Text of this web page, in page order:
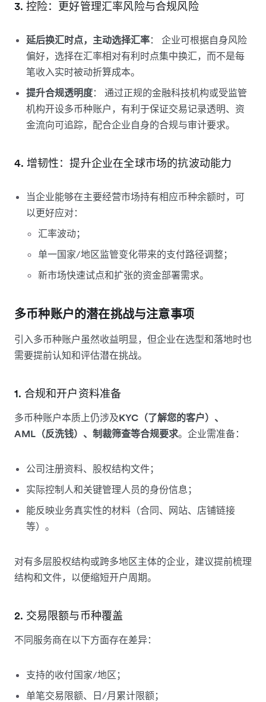
3. 控险：更好管理汇率风险与合规风险
延后换汇时点，主动选择汇率： 企业可根据自身风险
偏好，选择在汇率相对有利时点集中换汇，而不是每
笔收入实时被动折算成本。
提升合规透明度： 通过正规的金融科技机构或受监管
机构开设多币种账户，有利于保证交易记录透明、资
金流向可追踪，配合企业自身的合规与审计要求。
4. 增韧性：提升企业在全球市场的抗波动能力
当企业能够在主要经营市场持有相应币种余额时，可
以更好应对：
汇率波动；
单一国家/地区监管变化带来的支付路径调整；
新市场快速试点和扩张的资金部署需求。
多币种账户的潜在挑战与注意事项
引入多币种账户虽然收益明显，但企业在选型和落地时也
需要提前认知和评估潜在挑战。
1. 合规和开户资料准备
多币种账户本质上仍涉及KYC（了解您的客户）、
AML（反洗钱）、制裁筛查等合规要求。企业需准备：
公司注册资料、股权结构文件；
实际控制人和关键管理人员的身份信息；
能反映业务真实性的材料（合同、网站、店铺链接
等）。
对有多层股权结构或跨多地区主体的企业，建议提前梳理
结构和文件，以便缩短开户周期。
2. 交易限额与币种覆盖
不同服务商在以下方面存在差异：
支持的收付国家/地区；
单笔交易限额、日/月累计限额；